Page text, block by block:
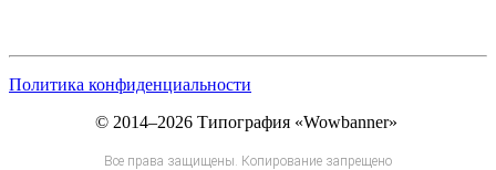
Политика конфиденциальности
© 2014–2026 Типография «Wowbanner»
Все права защищены. Копирование запрещено